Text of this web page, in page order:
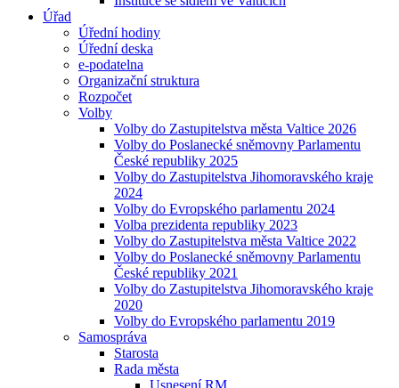
Úřad
Úřední hodiny
Úřední deska
e-podatelna
Organizační struktura
Rozpočet
Volby
Volby do Zastupitelstva města Valtice 2026
Volby do Poslanecké sněmovny Parlamentu
České republiky 2025
Volby do Zastupitelstva Jihomoravského kraje
2024
Volby do Evropského parlamentu 2024
Volba prezidenta republiky 2023
Volby do Zastupitelstva města Valtice 2022
Volby do Poslanecké sněmovny Parlamentu
České republiky 2021
Volby do Zastupitelstva Jihomoravského kraje
2020
Volby do Evropského parlamentu 2019
Samospráva
Starosta
Rada města
Usnesení RM